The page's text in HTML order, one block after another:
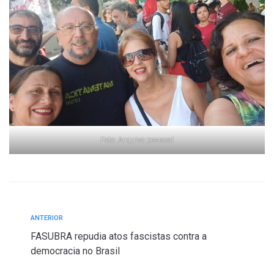
Foto: Arquivo pessoal
ANTERIOR
FASUBRA repudia atos fascistas contra a
democracia no Brasil